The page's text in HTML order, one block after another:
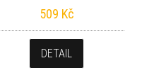
509 Kč
DETAIL